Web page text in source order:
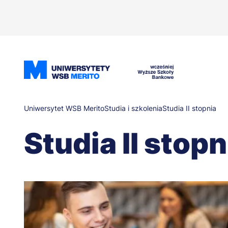
Ścieżka
nawigacyjna
Uniwersytet WSB MeritoStudia i szkoleniaStudia II stopnia
Studia II